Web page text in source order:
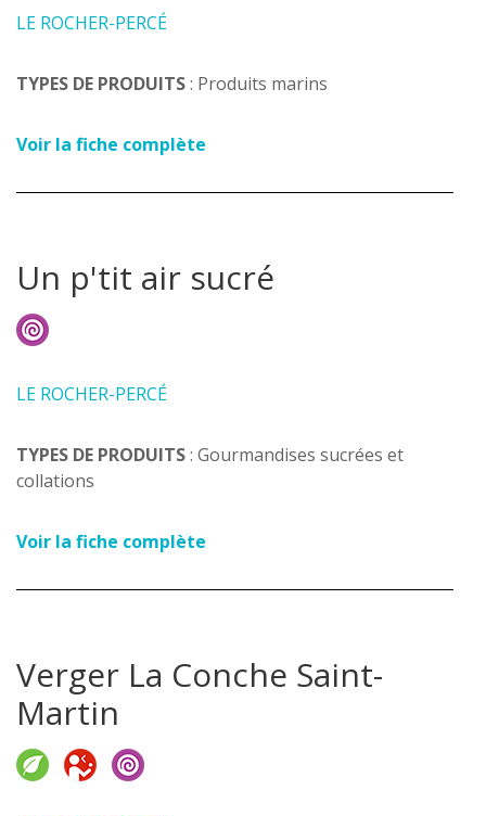
LE ROCHER-PERCÉ
TYPES DE PRODUITS: Produits marins
Voir la fiche complète
Un p'tit air sucré
LE ROCHER-PERCÉ
TYPES DE PRODUITS: Gourmandises sucrées et
collations
Voir la fiche complète
Verger La Conche Saint-
Martin